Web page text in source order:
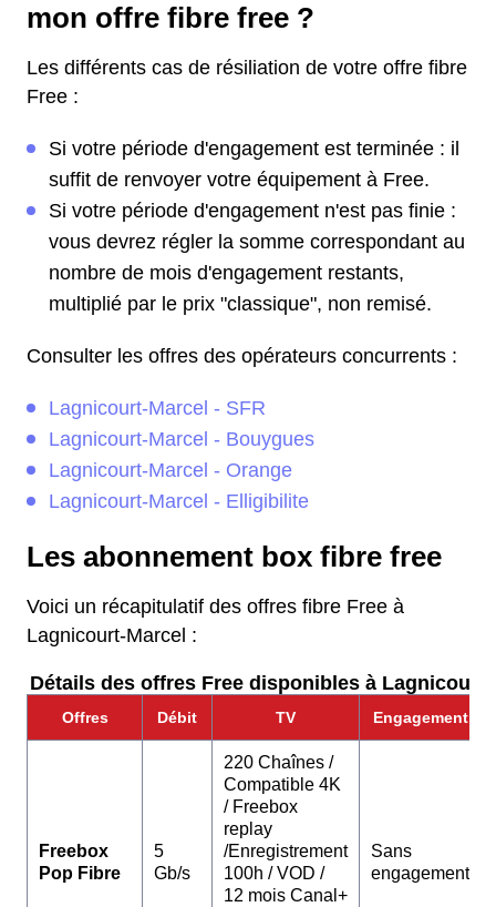
mon offre fibre free ?
Les différents cas de résiliation de votre offre fibre
Free :
Si votre période d'engagement est terminée : il
suffit de renvoyer votre équipement à Free.
Si votre période d'engagement n'est pas finie :
vous devrez régler la somme correspondant au
nombre de mois d'engagement restants,
multiplié par le prix "classique", non remisé.
Consulter les offres des opérateurs concurrents :
Lagnicourt-Marcel - SFR
Lagnicourt-Marcel - Bouygues
Lagnicourt-Marcel - Orange
Lagnicourt-Marcel - Elligibilite
Les abonnement box fibre free
Voici un récapitulatif des offres fibre Free à
Lagnicourt-Marcel :
Détails des offres Free disponibles à Lagnicourt-
Offres Débit TV Engagement
Freebox
Pop Fibre
5
Gb/s
220 Chaînes /
Compatible 4K
/ Freebox
replay
/Enregistrement
100h / VOD /
12 mois Canal+
Sans
engagement